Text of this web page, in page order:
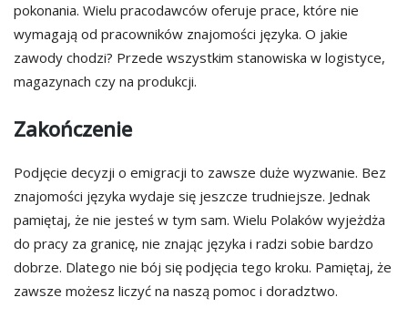
pokonania. Wielu pracodawców oferuje prace, które nie
wymagają od pracowników znajomości języka. O jakie
zawody chodzi? Przede wszystkim stanowiska w logistyce,
magazynach czy na produkcji.
Zakończenie
Podjęcie decyzji o emigracji to zawsze duże wyzwanie. Bez
znajomości języka wydaje się jeszcze trudniejsze. Jednak
pamiętaj, że nie jesteś w tym sam. Wielu Polaków wyjeżdża
do pracy za granicę, nie znając języka i radzi sobie bardzo
dobrze. Dlatego nie bój się podjęcia tego kroku. Pamiętaj, że
zawsze możesz liczyć na naszą pomoc i doradztwo.